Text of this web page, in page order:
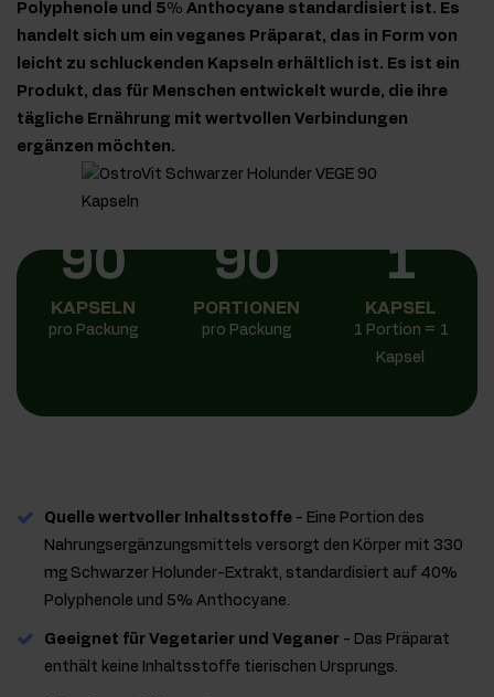
Polyphenole und 5% Anthocyane standardisiert ist. Es
handelt sich um ein veganes Präparat, das in Form von
leicht zu schluckenden Kapseln erhältlich ist. Es ist ein
Produkt, das für Menschen entwickelt wurde, die ihre
tägliche Ernährung mit wertvollen Verbindungen
ergänzen möchten.
90
KAPSELN
pro Packung
90
PORTIONEN
pro Packung
1
KAPSEL
1 Portion = 1
Kapsel
Quelle wertvoller Inhaltsstoffe - Eine Portion des
Nahrungsergänzungsmittels versorgt den Körper mit 330
mg Schwarzer Holunder-Extrakt, standardisiert auf 40%
Polyphenole und 5% Anthocyane.
Geeignet für Vegetarier und Veganer - Das Präparat
enthält keine Inhaltsstoffe tierischen Ursprungs.